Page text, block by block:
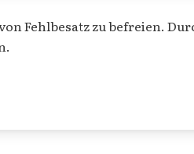
Fehlbesatz zu befreien.